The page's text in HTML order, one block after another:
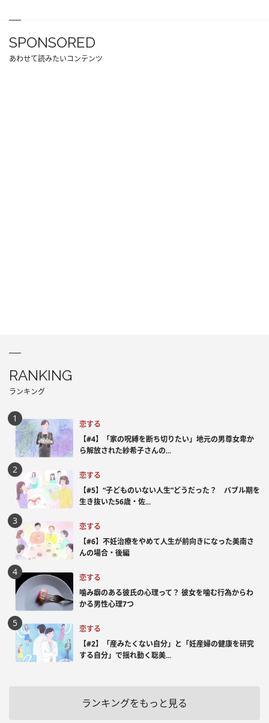
SPONSORED
あわせて読みたいコンテンツ
RANKING
ランキング
恋する
【#4】「家の呪縛を断ち切りたい」地元の男尊女卑か
ら解放された紗希子さんの...
恋する
【#5】“子どものいない人生”どうだった？ バブル期を
生き抜いた56歳・佐...
恋する
【#6】不妊治療をやめて人生が前向きになった美南さ
んの場合・後編
恋する
噛み癖のある彼氏の心理って？ 彼女を噛む行為からわ
かる男性心理7つ
恋する
【#2】「産みたくない自分」と「妊産婦の健康を研究
する自分」で揺れ動く聡美...
ランキングをもっと見る